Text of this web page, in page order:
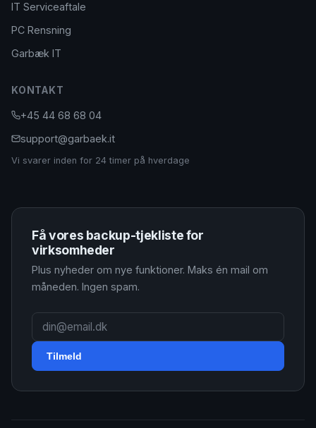
IT Serviceaftale
PC Rensning
Garbæk IT
KONTAKT
+45 44 68 68 04
support@garbaek.it
Vi svarer inden for 24 timer på hverdage
Få vores backup-tjekliste for
virksomheder
Plus nyheder om nye funktioner. Maks én mail om
måneden. Ingen spam.
Tilmeld